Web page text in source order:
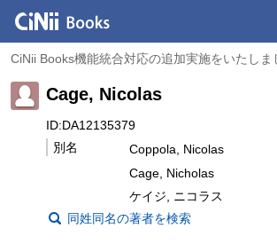
CiNii Books機能統合対応の追加実施をいたしま
Cage, Nicolas
ID:DA12135379
別名
Coppola, Nicolas
Cage, Nicholas
ケイジ, ニコラス
同姓同名の著者を検索